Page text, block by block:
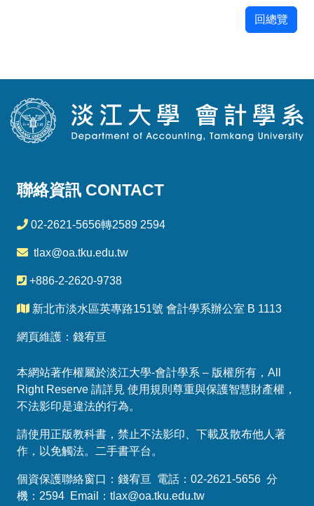
回總覽
聯絡資訊 CONTACT
02-2621-5656轉2589 2594
tlax@oa.tku.edu.tw
+886-2-2620-9738
新北市淡水區英專路151號 會計學系辦公室 B 1113
網頁維護：錢宥亘
本網站著作權屬於淡江大學-會計學系 – 版權所有，All
Right Reserve 請詳見 使用規則尊重與保護智慧財產權，
不法影印是違法的行為。
請使用正版教科書，禁止不法影印、下載及散布他人著
作，以免觸法。
二手書平台 。
個資保護聯絡窗口：錢宥亘 電話：02-2621-5656 分
機：2594 Email： tlax@oa.tku.edu.tw